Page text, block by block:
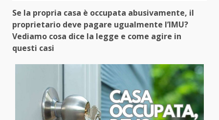
Se la propria casa è occupata abusivamente, il
proprietario deve pagare ugualmente l’IMU?
Vediamo cosa dice la legge e come agire in
questi casi